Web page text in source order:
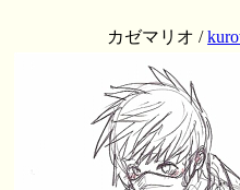
カゼマリオ /